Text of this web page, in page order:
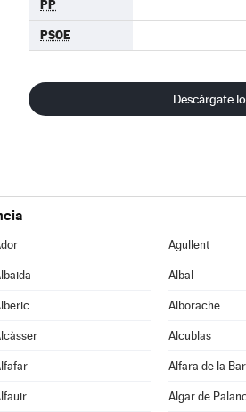
PP
PSOE
Descárgate
Agullent
Albal
Alborache
Alcublas
Alfara de la
Algar de